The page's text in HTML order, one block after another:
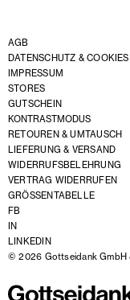
AGB
DATENSCHUTZ & COOKIES
IMPRESSUM
STORES
GUTSCHEIN
KONTRASTMODUS
RETOUREN & UMTAUSCH
LIEFERUNG & VERSAND
WIDERRUFSBELEHRUNG
VERTRAG WIDERRUFEN
GRÖSSENTABELLE
FB
IN
LINKEDIN
© 2026 Gottseidank GmbH